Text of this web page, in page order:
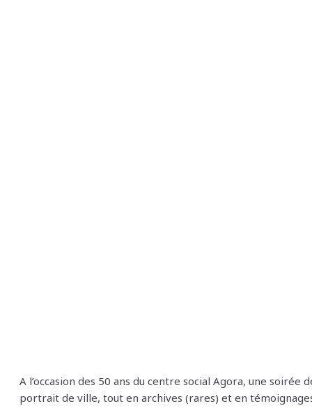
A l’occasion des 50 ans du centre social Agora, une
portrait de ville, tout en archives (rares) et en